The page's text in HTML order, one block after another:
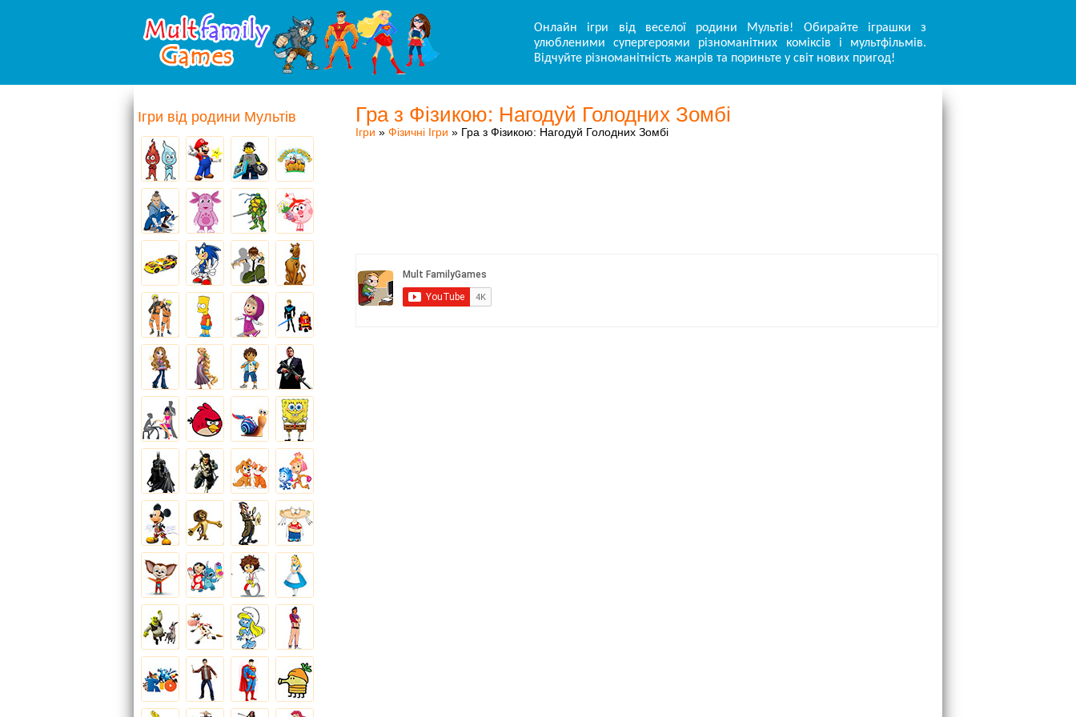
Онлайн ігри від веселої родини Мультів! Обирайте іграшки з
улюбленими супергероями різноманітних коміксів і мультфільмів.
Відчуйте різноманітність жанрів та пориньте у світ нових пригод!
Гра з Фізикою: Нагодуй Голодних Зомбі
Ігри » Фізичні Ігри » Гра з Фізикою: Нагодуй Голодних Зомбі
Ігри від родини Мультів